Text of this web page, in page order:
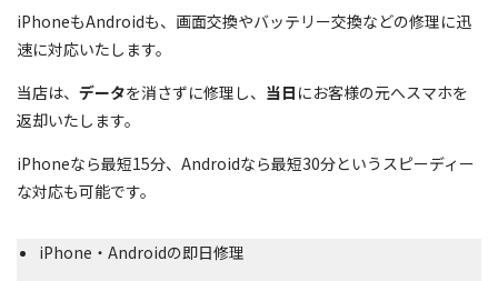
iPhoneもAndroidも、画面交換やバッテリー交換などの修理に迅
速に対応いたします。
当店は、 データを消さずに修理し、 当日 にお客様の元へスマホを
返却いたします。
iPhoneなら最短15分、Androidなら最短30分というスピーディー
な対応も可能です。
iPhone・Androidの即日修理